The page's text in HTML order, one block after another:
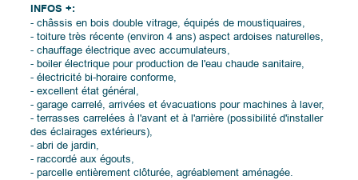
INFOS +:
- châssis en bois double vitrage, équipés de moustiquaires,
-toiture très récente (environ 4 ans) aspect ardoises naturelles,
- chauffage électrique avec accumulateurs,
- boiler électrique pour production de l'eau chaude sanitaire,
- électricité bi-horaire conforme,
- excellent état général,
- garage carrelé, arrivées et évacuations pour machines à laver,
-terrasses carrelées à l'avant et à l'arrière (possibilité d'installer
des éclairages extérieurs),
- abri de jardin,
- raccordé aux égouts,
- parcelle entièrement clôturée, agréablement aménagée.